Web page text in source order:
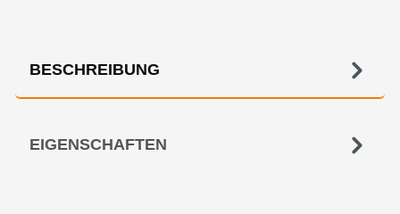
BESCHREIBUNG
EIGENSCHAFTEN